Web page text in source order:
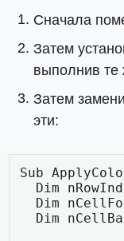
Сначала
Затем
выполнив те
Затем
эти:
Sub